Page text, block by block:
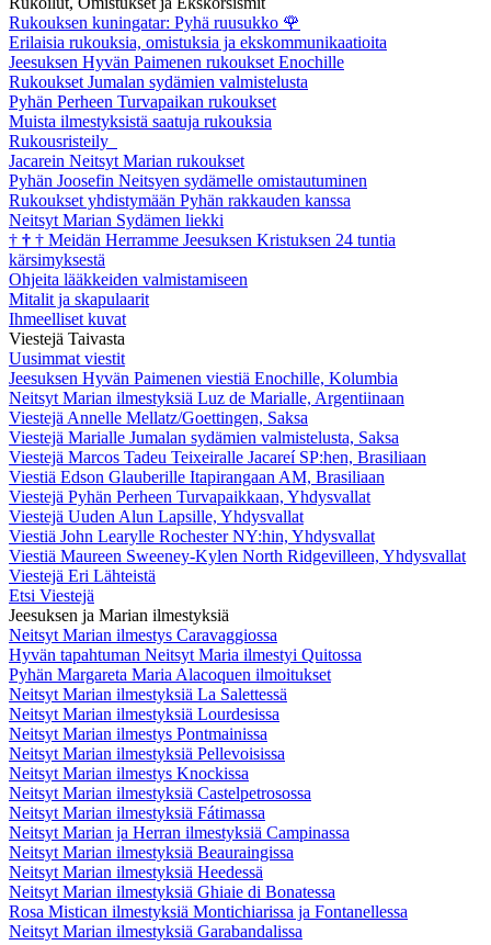
Rukouksen kuningatar: Pyhä ruusukko 🌹
Erilaisia rukouksia, omistuksia ja ekskommunikaatioita
Jeesuksen Hyvän Paimenen rukoukset Enochille
Rukoukset Jumalan sydämien valmistelusta
Pyhän Perheen Turvapaikan rukoukset
Muista ilmestyksistä saatuja rukouksia
Rukousristeily
Jacarein Neitsyt Marian rukoukset
Pyhän Joosefin Neitsyen sydämelle omistautuminen
Rukoukset yhdistymään Pyhän rakkauden kanssa
Neitsyt Marian Sydämen liekki
† † † Meidän Herramme Jeesuksen Kristuksen 24 tuntia
kärsimyksestä
Ohjeita lääkkeiden valmistamiseen
Mitalit ja skapulaarit
Ihmeelliset kuvat
Viestejä Taivasta
Uusimmat viestit
Jeesuksen Hyvän Paimenen viestiä Enochille, Kolumbia
Neitsyt Marian ilmestyksiä Luz de Marialle, Argentiinaan
Viestejä Annelle Mellatz/Goettingen, Saksa
Viestejä Marialle Jumalan sydämien valmistelusta, Saksa
Viestejä Marcos Tadeu Teixeiralle Jacareí SP:hen, Brasiliaan
Viestiä Edson Glauberille Itapirangaan AM, Brasiliaan
Viestejä Pyhän Perheen Turvapaikkaan, Yhdysvallat
Viestejä Uuden Alun Lapsille, Yhdysvallat
Viestiä John Learylle Rochester NY:hin, Yhdysvallat
Viestiä Maureen Sweeney-Kylen North Ridgevilleen, Yhdysvallat
Viestejä Eri Lähteistä
Etsi Viestejä
Jeesuksen ja Marian ilmestyksiä
Neitsyt Marian ilmestys Caravaggiossa
Hyvän tapahtuman Neitsyt Maria ilmestyi Quitossa
Pyhän Margareta Maria Alacoquen ilmoitukset
Neitsyt Marian ilmestyksiä La Salettessä
Neitsyt Marian ilmestyksiä Lourdesissa
Neitsyt Marian ilmestys Pontmainissa
Neitsyt Marian ilmestyksiä Pellevoisissa
Neitsyt Marian ilmestys Knockissa
Neitsyt Marian ilmestyksiä Castelpetrosossa
Neitsyt Marian ilmestyksiä Fátimassa
Neitsyt Marian ja Herran ilmestyksiä Campinassa
Neitsyt Marian ilmestyksiä Beauraingissa
Neitsyt Marian ilmestyksiä Heedessä
Neitsyt Marian ilmestyksiä Ghiaie di Bonatessa
Rosa Mistican ilmestyksiä Montichiarissa ja Fontanellessa
Neitsyt Marian ilmestyksiä Garabandalissa